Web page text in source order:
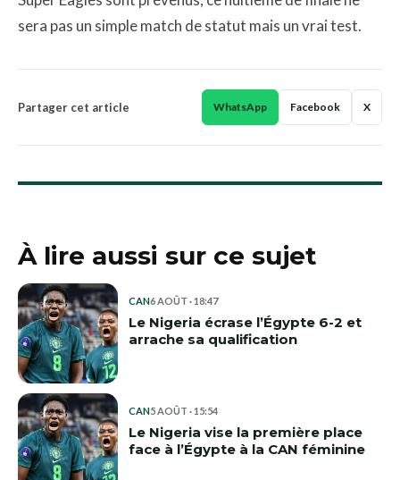
sera pas un simple match de statut mais un vrai test.
Partager cet article WhatsApp Facebook X
À lire aussi sur ce sujet
CAN6 AOÛT · 18:47
Le Nigeria écrase l’Égypte 6-2 et
arrache sa qualification
CAN5 AOÛT · 15:54
Le Nigeria vise la première place
face à l’Égypte à la CAN féminine